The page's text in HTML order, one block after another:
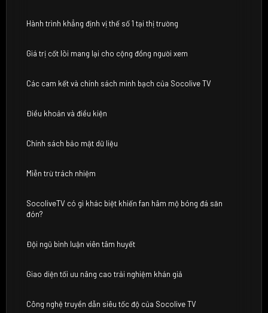
Hành trình khẳng định vị thế số 1 tại thị trường
Giá trị cốt lõi mang lại cho cộng đồng người xem
Các cam kết và chính sách minh bạch của Socolive TV
Điều khoản và điều kiện
Chính sách bảo mật dữ liệu
Miễn trừ trách nhiệm
SocoliveTV có gì khác biệt khiến fan hâm mộ bóng đá săn
đón?
Đội ngũ bình luận viên tâm huyết
Giao diện tối ưu nâng cao trải nghiệm khán giả
Công nghệ truyền dẫn siêu tốc độ của Socolive TV